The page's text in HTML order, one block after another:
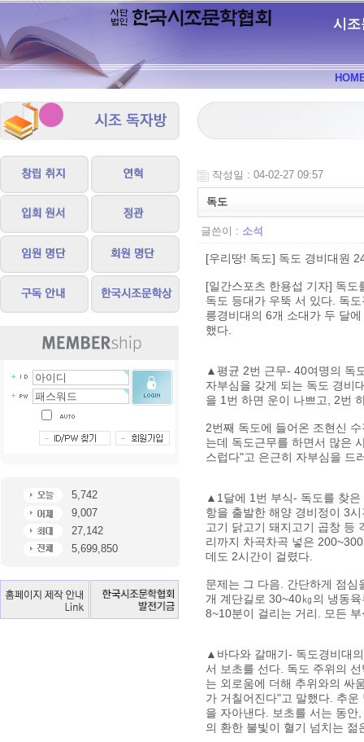
시조
5,742
9,007
27,142
5,699,850
작성일 : 04-02-27 09:57
독도
글쓴이 : 소석
[우리땅! 독도] 독도 경비대원
[일간스포츠 한용섭 기자] 독
독도 등대가 우뚝 서 있다. 독
릉경비대의 6개 소대가 두 달
했다.
▲평균 2번 근무- 40여명의 독
자부심을 갖게 되는 독도 경비
을 1번 하면 운이 나쁘고, 2번
2번째 독도에 들어온 조현신
는데 독도근무를 하면서 많은
스럽다"고 은근히 자부심을 드
▲1달에 1번 부식- 독도를 찾
항을 출발한 해양 경비정이 3
고기 닭고기 돼지고기 곱창 등
리까지 차곡차곡 넣은
데도 2시간이 걸렸다.
문제는 그 다음. 간단하게 점
개 계단길로 30~40㎏의 냉동
8~10분이 걸리는 거리. 모든
▲바다와 갈매기- 독도경비대
서 보초를 선다. 독도 주위의
는 외로움에 더해 추위와의 싸
가 거칠어진다"고 말했다. 추
을 자아낸다. 보초를 서는 동
의 환한 불빛이 혈기 넘치는